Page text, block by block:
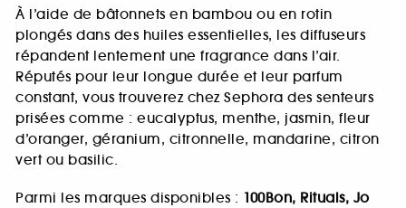
À l’aide de bâtonnets en bambou ou en rotin
plongés dans des huiles essentielles, les diffuseurs
répandent lentement une fragrance dans l’air.
Réputés pour leur longue durée et leur parfum
constant, vous trouverez chez Sephora des senteurs
prisées comme : eucalyptus, menthe, jasmin, fleur
d’oranger, géranium, citronnelle, mandarine, citron
vert ou basilic.
Parmi les marques disponibles : 100Bon, Rituals, Jo